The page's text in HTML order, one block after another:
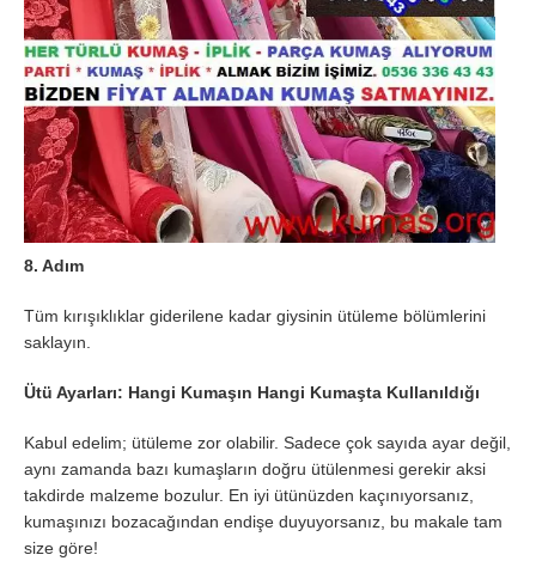
8. Adım
Tüm kırışıklıklar giderilene kadar giysinin ütüleme bölümlerini
saklayın.
Ütü Ayarları: Hangi Kumaşın Hangi Kumaşta Kullanıldığı
Kabul edelim; ütüleme zor olabilir. Sadece çok sayıda ayar değil,
aynı zamanda bazı kumaşların doğru ütülenmesi gerekir aksi
takdirde malzeme bozulur. En iyi ütünüzden kaçınıyorsanız,
kumaşınızı bozacağından endişe duyuyorsanız, bu makale tam
size göre!